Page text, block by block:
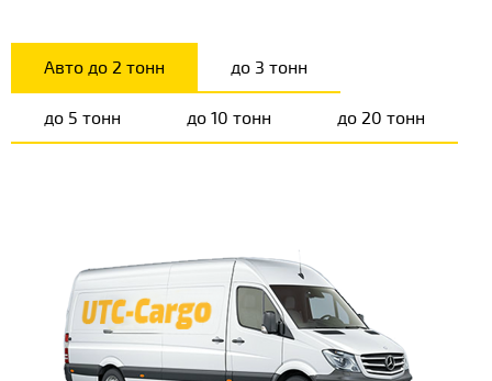
Авто до 2 тонн до 3 тонн
до 5 тонн до 10 тонн до 20 тонн